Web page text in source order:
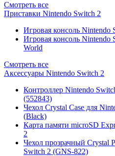
Смотреть все
Приставки Nintendo Switch 2
Игровая консоль Nintendo
Игровая консоль
World
Смотреть все
Аксессуары Nintendo Switch 2
Контроллер Nintendo
(552843)
Чехол Сrystal Сase для
(Black)
Карта памяти microSD
2
Чехол прозрачный Crystal
Switch 2 (GNS-822)